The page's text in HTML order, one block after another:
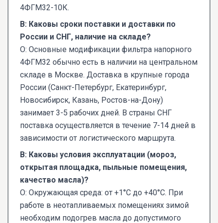
4ФГМ32-10К.
В: Каковы сроки поставки и доставки по
России и СНГ, наличие на складе?
О: Основные модификации фильтра напорного
4ФГМ32 обычно есть в наличии на центральном
складе в Москве. Доставка в крупные города
России (Санкт-Петербург, Екатеринбург,
Новосибирск, Казань, Ростов-на-Дону)
занимает 3-5 рабочих дней. В страны СНГ
поставка осуществляется в течение 7-14 дней в
зависимости от логистического маршрута.
В: Каковы условия эксплуатации (мороз,
открытая площадка, пыльные помещения,
качество масла)?
О: Окружающая среда: от +1°С до +40°С. При
работе в неотапливаемых помещениях зимой
необходим подогрев масла до допустимого